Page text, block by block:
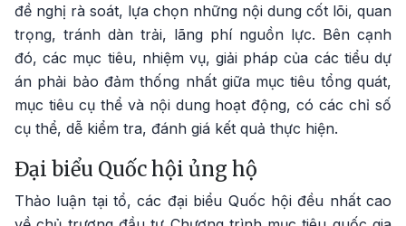
đề nghị rà soát, lựa chọn những nội dung cốt lõi, quan
trọng, tránh dàn trải, lãng phí nguồn lực. Bên cạnh
đó, các mục tiêu, nhiệm vụ, giải pháp của các tiểu dự
án phải bảo đảm thống nhất giữa mục tiêu tổng quát,
mục tiêu cụ thể và nội dung hoạt động, có các chỉ số
cụ thể, dễ kiểm tra, đánh giá kết quả thực hiện.
Đại biểu Quốc hội ủng hộ
Thảo luận tại tổ, các đại biểu Quốc hội đều nhất cao